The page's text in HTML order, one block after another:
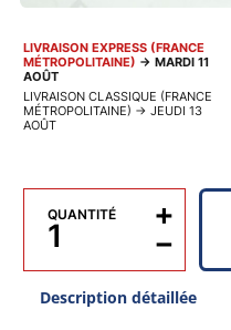
LIVRAISON EXPRESS (FRANCE
MÉTROPOLITAINE) → MARDI 11
AOÛT
LIVRAISON CLASSIQUE (FRANCE
MÉTROPOLITAINE) → JEUDI 13
AOÛT
QUANTITÉ
−
+
Description détaillée